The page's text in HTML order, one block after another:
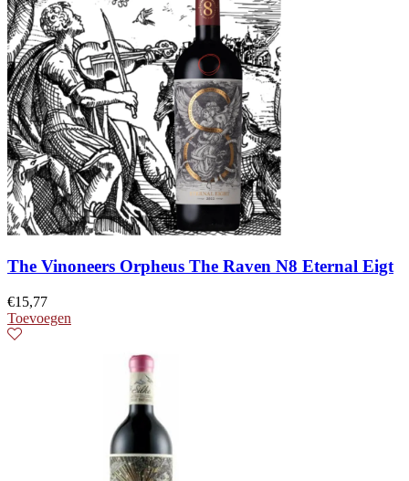
The Vinoneers Orpheus The Raven N8 Eternal Eigt
€15,77
Toevoegen